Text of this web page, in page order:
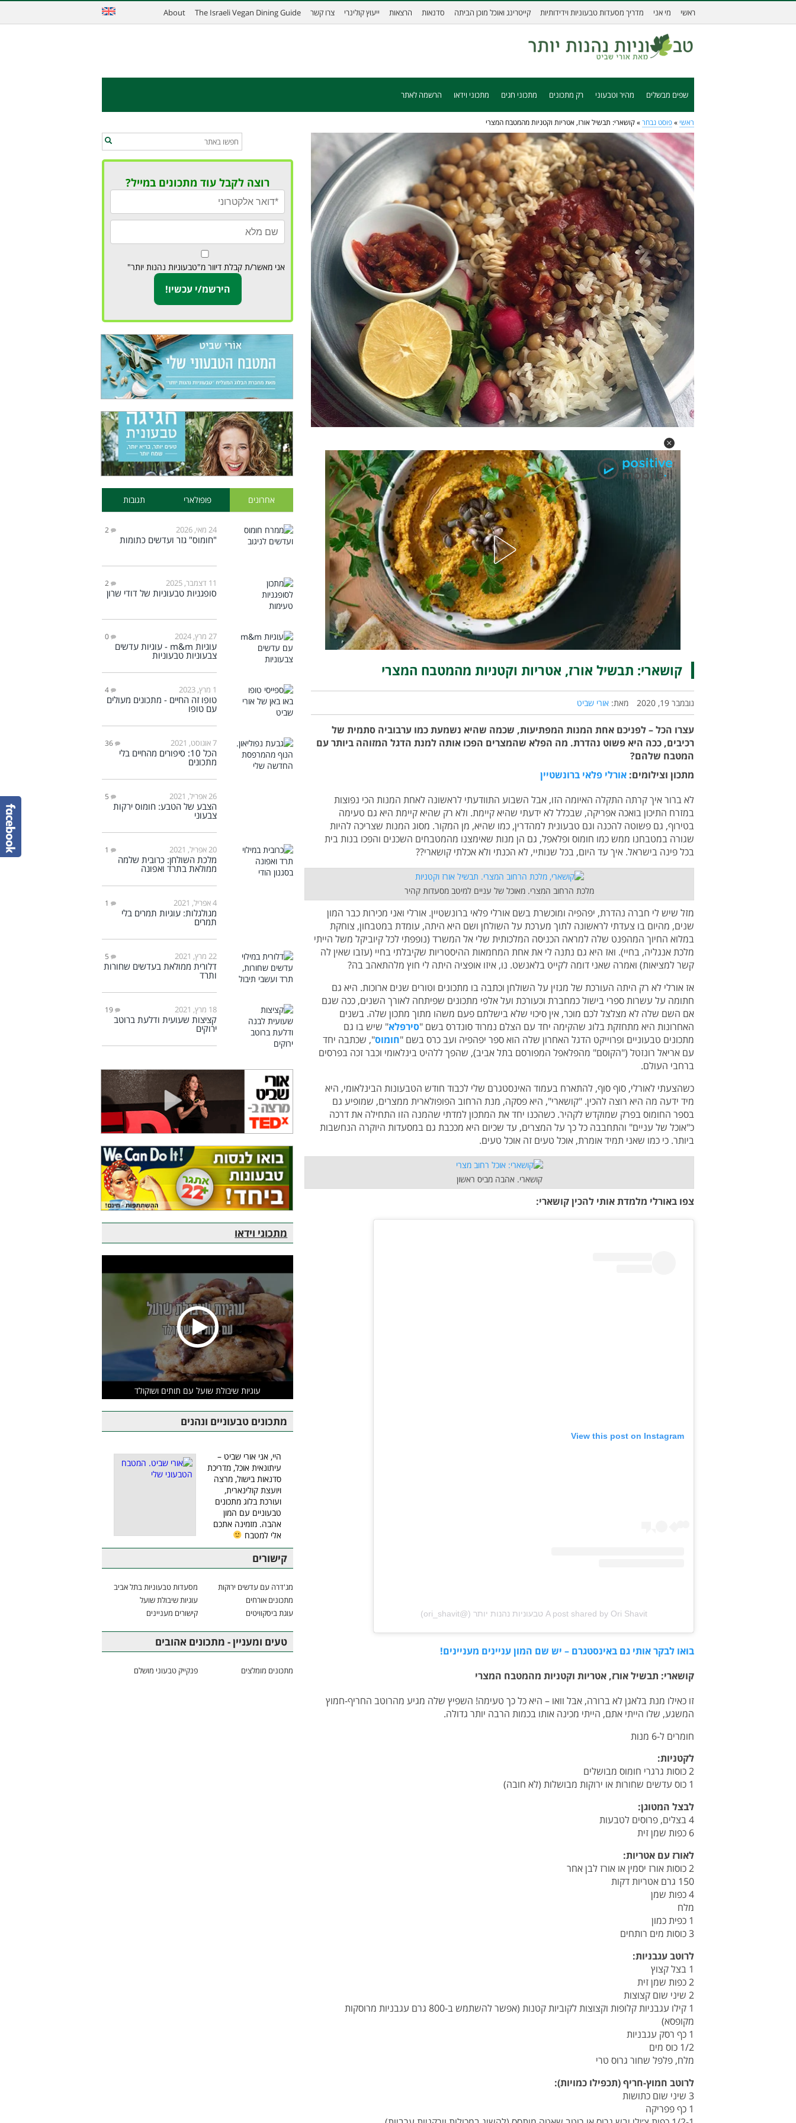
ראשי מי אני מדריך מסעדות טבעוניות וידידותיות קייטרינג ואוכל מוכן הביתה סדנאות הרצאות ייעוץ קולינרי צרו קשר The Israeli Vegan Dining Guide
About
שפים מבשלים מהיר וטבעוני רק מתכונים מתכוני חגים מתכוני וידאו הרשמה לאתר
ראשי » פוסט נבחר » קושארי: תבשיל אורז, אטריות וקטניות מהמטבח המצרי
קושארי: תבשיל אורז, אטריות וקטניות מהמטבח המצרי
נובמבר 19, 2020 מאת: אורי שביט
עצרו הכל – לפניכם אחת המנות המפתיעות, שכמה שהיא נשמעת כמו ערבוביה סתמית של
רכיבים, ככה היא פשוט נהדרת. מה הפלא שהמצרים הפכו אותה למנת הדגל המזוהה ביותר עם
המטבח שלהם?
מתכון וצילומים: אורלי פלאי ברונשטיין
לא ברור איך קרתה התקלה האיומה הזו, אבל השבוע התוודעתי לראשונה לאחת המנות הכי נפוצות
במזרח התיכון בואכה אפריקה, שבכלל לא ידעתי שהיא קיימת. ולא רק שהיא קיימת היא גם טעימה
בטירוף, גם פשוטה להכנה וגם טבעונית למהדרין, כמו שהיא, מן המקור. מסוג המנות שצריכה להיות
שגורה במטבחנו ממש כמו חומוס ופלאפל, גם הן מנות שאימצנו מהמטבחים השכנים והפכו בנות בית
בכל פינה בישראל. איך עד היום, בכל שנותיי, לא הכנתי ולא אכלתי קושארי??
מלכת הרחוב המצרי. מאוכל של עניים למיטב מסעדות קהיר
מזל שיש לי חברה נהדרת, יפהפיה ומוכשרת בשם אורלי פלאי ברונשטיין. אורלי ואני מכירות כבר המון
שנים, מהיום בו צעדתי לראשונה לתוך מערכת על השולחן ושם היא היתה, עומדת במטבחון, צוחקת
במלוא החיוך המהפנט שלה למראה הכניסה המלכותית שלי אל המשרד (נופפתי לכל קיוביקל משל הייתי
מלכת אנגליה, בחיי). ואז היא גם נתנה לי את אחת המחמאות ההיסטריות שקיבלתי בחיי (עזבו שאין לה
קשר למציאות) ואמרה שאני דומה לקייט בלאנשט. נו, איזו אופציה היתה לי חוץ מלהתאהב בה?
אז אורלי לא רק היתה העורכת של מגזין על השולחן וכתבה בו מתכונים וטורים שנים ארוכות. היא גם
חתומה על עשרות ספרי בישול כמחברת וכעורכת ועל אלפי מתכונים שפיתחה לאורך השנים, ככה שגם
אם השם שלה לא מצלצל לכם מוכר, אין סיכוי שלא בישלתם פעם משהו מתוך מתכון שלה. בשנים
האחרונות היא מתחזקת בלוג שהקימה יחד עם הצלם נמרוד סונדרס בשם "סירפלא" שיש בו גם
מתכונים טבעוניים ופרוייקט הדגל האחרון שלה הוא ספר יפהפיה ועב כרס בשם "חומוס", שכתבה יחד
עם אריאל רונזטל ("הקוסם" מהפלאפל המפורסם בתל אביב), שהפך ללהיט בינלאומי וכבר זכה בפרסים
ברחבי העולם.
כשהצעתי לאורלי, סוף סוף, להתארח בעמוד האינסטגרם שלי לכבוד חודש הטבעונות הבינלאומי, היא
מיד ידעה מה היא רוצה להכין. "קושארי", היא פסקה, מנת הרחוב הפופולארית ממצרים, שמופיע גם
בספר החומוס בפרק שמוקדש לקהיר. כשהכנו יחד את המתכון למדתי שהמנה הזו התחילה את דרכה
כ"אוכל של עניים" והתחבבה כל כך על המצרים, עד שכיום היא מככבת גם במסעדות היוקרה הנחשבות
ביותר. כי כמו שאני תמיד אומרת, אוכל טעים זה אוכל טעים.
קושארי. אהבה מביס ראשון
צפו באורלי מלמדת אותי להכין קושארי:
View this post on Instagram
A post shared by Ori Shavit טבעוניות נהנות יותר (@ori_shavit)
בואו לבקר אותי גם באינסטגרם – יש שם המון עניינים מעניינים!
קושארי: תבשיל אורז, אטריות וקטניות מהמטבח המצרי
זו כאילו מנת בלאגן לא ברורה, אבל וואו – היא כל כך טעימה! השפיץ שלה מגיע מהרוטב החריף-חמוץ
המשגע, שלו הייתי אתם, הייתי מכינה אותו בכמות הרבה יותר גדולה.
חומרים ל-6 מנות
לקטניות:
2 כוסות גרגרי חומוס מבושלים
1 כוס עדשים שחורות או ירוקות מבושלות (לא חובה)
לבצל המטוגן:
4 בצלים, פרוסים לטבעות
6 כפות שמן זית
לאורז עם אטריות:
2 כוסות אורז יסמין או אורז לבן אחר
150 גרם אטריות דקות
4 כפות שמן
מלח
1 כפית כמון
3 כוסות מים רותחים
לרוטב עגבניות:
1 בצל קצוץ
2 כפות שמן זית
2 שיני שום קצוצות
1 קילו עגבניות קלופות וקצוצות לקוביות קטנות (אפשר להשתמש ב-800 גרם עגבניות מרוסקות
מקופסא)
1 כף רסק עגבניות
1/2 כוס מים
מלח, פלפל שחור גרוס טרי
לרוטב חמוץ-חריף (תכפילו כמויות):
3 שיני שום כתושות
1 כף פפריקה
רוצה לקבל עוד מתכונים במייל?
אני מאשר/ת קבלת דיוור מ"טבעוניות נהנות יותר"
אחרונים פופולארי תגובות
24 מאי, 2026 2
"חומוס" גזר ועדשים כתומות
11 דצמבר, 2025 2
סופגניות טבעוניות של דודי שרון
27 מרץ, 2024 0
עוגיות m&m - עוגיות עדשים
צבעוניות טבעוניות
1 מרץ, 2023 4
טופו זה החיים - מתכונים מעולים
עם טופו
7 אוגוסט, 2021 36
הכל 10: סיפורים מהחיים בלי
מתכונים
26 אפריל, 2021 5
הצבע של הטבע: חומוס ירקות
צבעוני
20 אפריל, 2021 1
מלכת השולחן: כרובית שלמה
ממולאת בתרד ואפונה
4 אפריל, 2021 1
מגולגלות: עוגיות תמרים בלי
תמרים
22 מרץ, 2021 5
דלורית ממולאת בעדשים שחורות
ותרד
18 מרץ, 2021 19
קציצות שעועית ודלעת ברוטב
ירוקים
מתכוני וידאו
עוגיות שיבולת שועל עם תותים ושוקולד
מתכונים טבעוניים ונהנים
היי, אני אורי שביט –
עיתונאית אוכל, מדריכת
סדנאות בישול, מרצה
ויועצת קולינארית,
ועורכת בלוג מתכונים
טבעוניים עם המון
אהבה. מזמינה אתכם
אלי למטבח
קישורים
מג'דרה עם עדשים ירוקות
מסעדות טבעוניות בתל אביב
מתכונים אורחים
עוגיות שיבולת שועל
עוגת ביסקוויטים
קישורים מעניינים
טעים ומעניין - מתכונים אהובים
מתכונים מומלצים פנקייק טבעוני מושלם